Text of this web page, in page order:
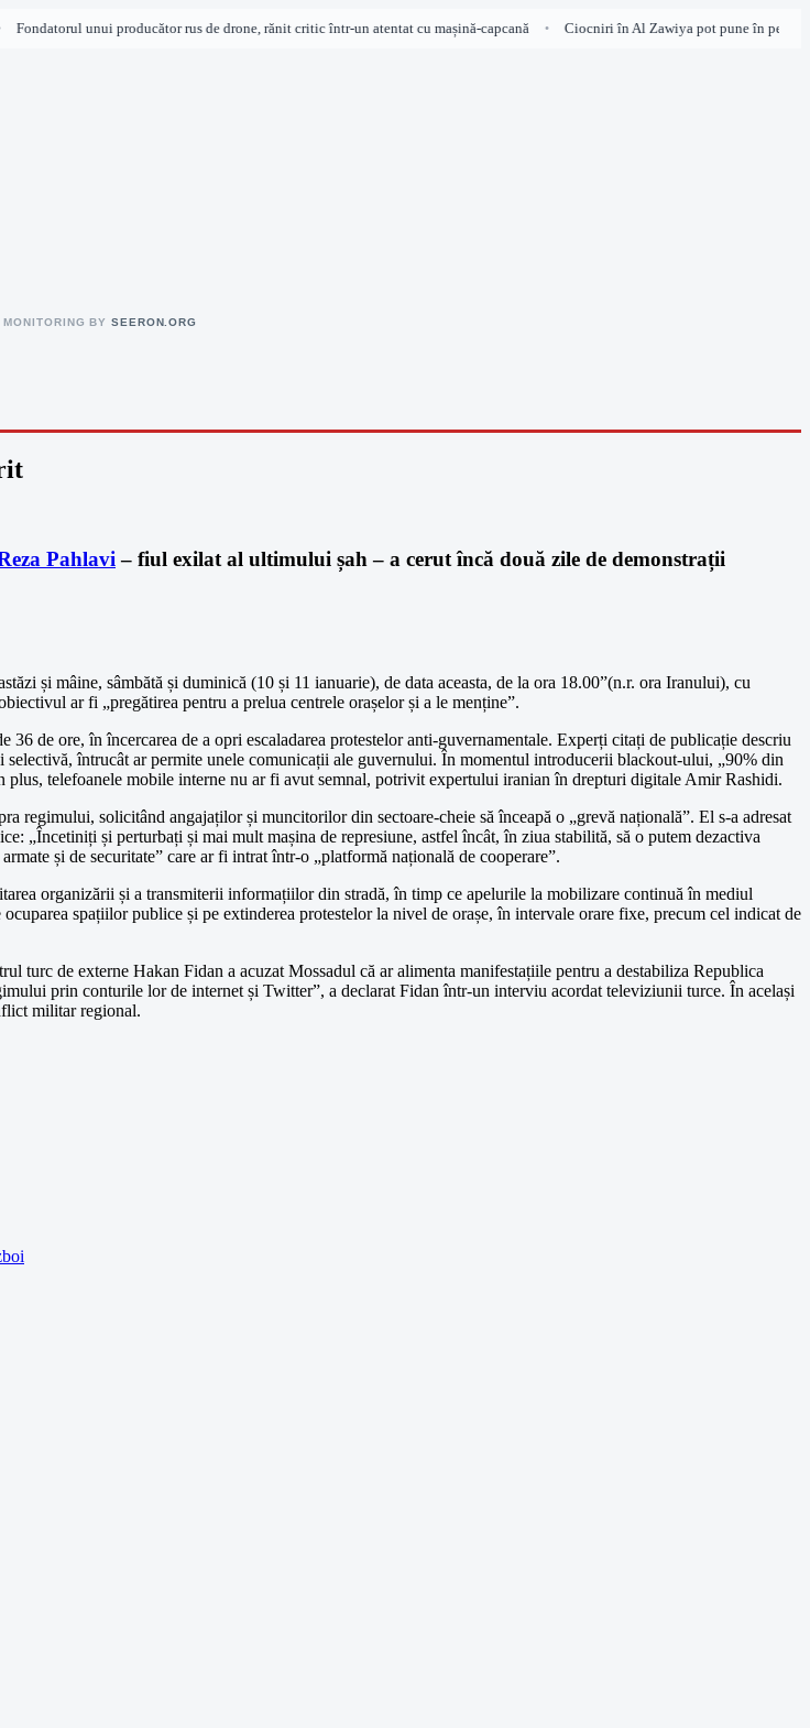
Fondatorul unui producător rus de drone, rănit critic într-un atentat cu mașină-capcană • Ciocniri în Al Zawiya pot pune în pericol
MONITORING BYSEERON.ORG
Pahlavi – fiul exilat al ultimului șah – a cerut încă două zile de demonstrații
și mâine, sâmbătă și duminică (10 și 11 ianuarie), de data aceasta, de la ora 18.00”(n.r. ora Iranului), cu
ar fi „pregătirea pentru a prelua centrele orașelor și a le menține”.
de ore, în încercarea de a opri escaladarea protestelor anti-guvernamentale. Experți citați de publicație descriu
selectivă, întrucât ar permite unele comunicații ale guvernului. În momentul introducerii blackout-ului, „90% din
telefoanele mobile interne nu ar fi avut semnal, potrivit expertului iranian în drepturi digitale Amir Rashidi.
regimului, solicitând angajaților și muncitorilor din sectoare-cheie să înceapă o „grevă națională”. El s-a adresat
„Încetiniți și perturbați și mai mult mașina de represiune, astfel încât, în ziua stabilită, să o putem dezactiva
și de securitate” care ar fi intrat într-o „platformă națională de cooperare”.
organizării și a transmiterii informațiilor din stradă, în timp ce apelurile la mobilizare continuă în mediul
spațiilor publice și pe extinderea protestelor la nivel de orașe, în intervale orare fixe, precum cel indicat de
turc de externe Hakan Fidan a acuzat Mossadul că ar alimenta manifestațiile pentru a destabiliza Republica
prin conturile lor de internet și Twitter”, a declarat Fidan într-un interviu acordat televiziunii turce. În același
militar regional.